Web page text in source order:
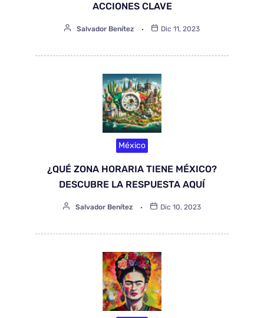
ACCIONES CLAVE
Salvador Benítez Dic 11, 2023
México
¿QUÉ ZONA HORARIA TIENE MÉXICO?
DESCUBRE LA RESPUESTA AQUÍ
Salvador Benítez Dic 10, 2023